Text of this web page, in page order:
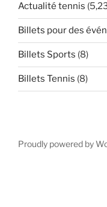
Actualité tennis
Billets pour des
Billets Sports (8)
Billets Tennis (8)
Proudly powered by